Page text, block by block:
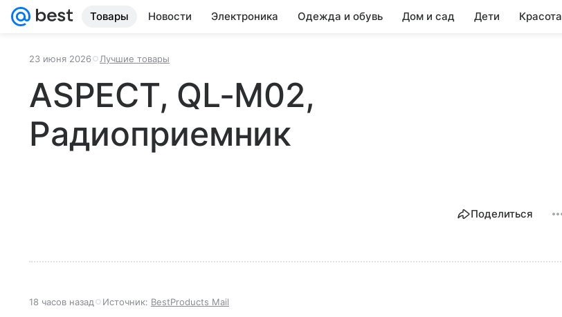
Товары Новости Электроника Одежда и обувь Дом и сад Дети Красота
23 июня 2026 Лучшие товары
ASPECT, QL-M02,
Радиоприемник
Поделиться
18 часов назад Источник: BestProducts Mail